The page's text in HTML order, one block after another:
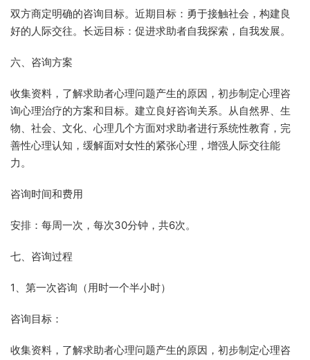
双方商定明确的咨询目标。近期目标：勇于接触社会，构建良
好的人际交往。长远目标：促进求助者自我探索，自我发展。
六、咨询方案
收集资料，了解求助者心理问题产生的原因，初步制定心理咨
询心理治疗的方案和目标。建立良好咨询关系。从自然界、生
物、社会、文化、心理几个方面对求助者进行系统性教育，完
善性心理认知，缓解面对女性的紧张心理，增强人际交往能
力。
咨询时间和费用
安排：每周一次，每次30分钟，共6次。
七、咨询过程
1、第一次咨询（用时一个半小时）
咨询目标：
收集资料，了解求助者心理问题产生的原因，初步制定心理咨